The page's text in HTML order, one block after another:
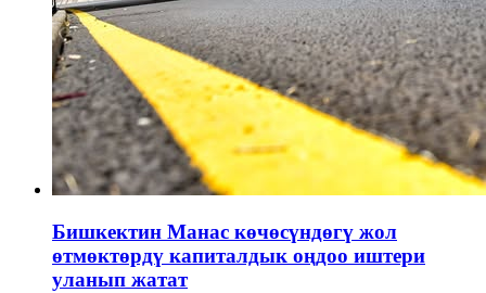
Бишкектин Манас көчөсүндөгү жол
өтмөктөрдү капиталдык оңдоо иштери
уланып жатат